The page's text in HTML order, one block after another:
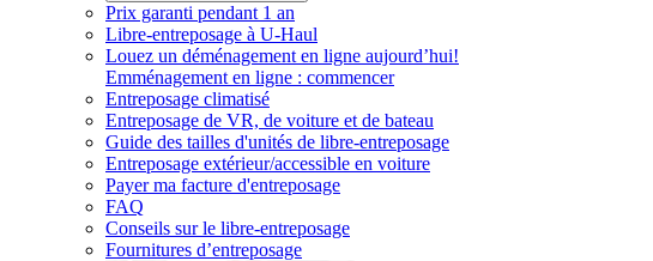
Prix garanti pendant 1 an
Libre-entreposage à U-Haul
Louez un déménagement en ligne aujourd’hui!
Emménagement en ligne : commencer
Entreposage climatisé
Entreposage de VR, de voiture et de bateau
Guide des tailles d'unités de libre-entreposage
Entreposage extérieur/accessible en voiture
Payer ma facture d'entreposage
FAQ
Conseils sur le libre-entreposage
Fournitures d’entreposage